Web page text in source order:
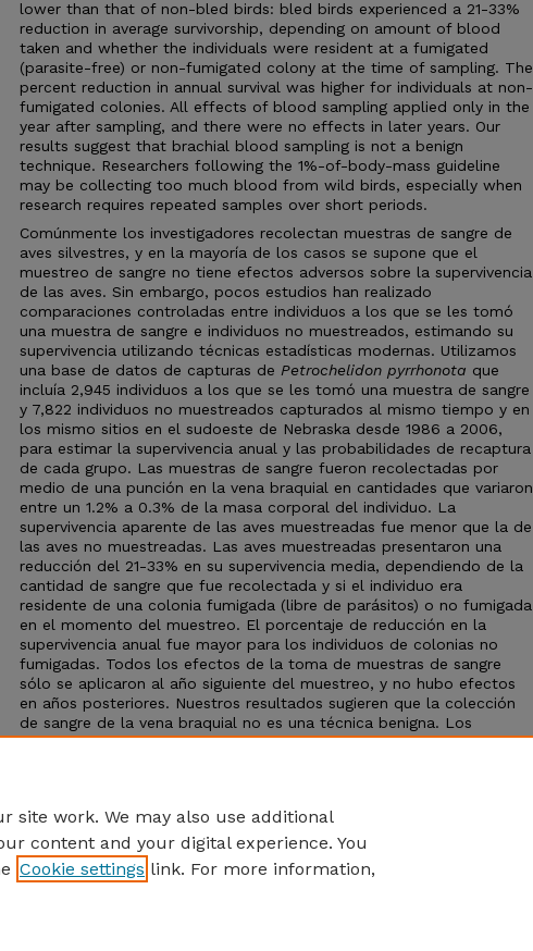
lower than that of non-bled birds: bled birds experienced a 21-33%
reduction in average survivorship, depending on amount of blood
taken and whether the individuals were resident at a fumigated
(parasite-free) or non-fumigated colony at the time of sampling. The
percent reduction in annual survival was higher for individuals at non-
fumigated colonies. All effects of blood sampling applied only in the
year after sampling, and there were no effects in later years. Our
results suggest that brachial blood sampling is not a benign
technique. Researchers following the 1%-of-body-mass guideline
may be collecting too much blood from wild birds, especially when
research requires repeated samples over short periods.
Comúnmente los investigadores recolectan muestras de sangre de
aves silvestres, y en la mayoría de los casos se supone que el
muestreo de sangre no tiene efectos adversos sobre la supervivencia
de las aves. Sin embargo, pocos estudios han realizado
comparaciones controladas entre individuos a los que se les tomó
una muestra de sangre e individuos no muestreados, estimando su
supervivencia utilizando técnicas estadísticas modernas. Utilizamos
una base de datos de capturas de Petrochelidon pyrrhonota que
incluía 2,945 individuos a los que se les tomó una muestra de sangre
y 7,822 individuos no muestreados capturados al mismo tiempo y en
los mismo sitios en el sudoeste de Nebraska desde 1986 a 2006,
para estimar la supervivencia anual y las probabilidades de recaptura
de cada grupo. Las muestras de sangre fueron recolectadas por
medio de una punción en la vena braquial en cantidades que variaron
entre un 1.2% a 0.3% de la masa corporal del individuo. La
supervivencia aparente de las aves muestreadas fue menor que la de
las aves no muestreadas. Las aves muestreadas presentaron una
reducción del 21-33% en su supervivencia media, dependiendo de la
cantidad de sangre que fue recolectada y si el individuo era
residente de una colonia fumigada (libre de parásitos) o no fumigada
en el momento del muestreo. El porcentaje de reducción en la
supervivencia anual fue mayor para los individuos de colonias no
fumigadas. Todos los efectos de la toma de muestras de sangre
sólo se aplicaron al año siguiente del muestreo, y no hubo efectos
en años posteriores. Nuestros resultados sugieren que la colección
de sangre de la vena braquial no es una técnica benigna. Los
investigadores que han seguido la recomendación de extraer hasta
site work. We may also use additional
content and your digital experience. You
Cookie settings link. For more information,